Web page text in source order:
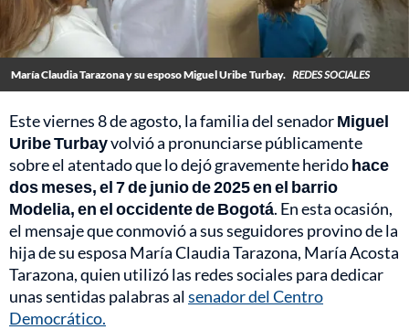
María Claudia Tarazona y su esposo Miguel Uribe Turbay. REDES SOCIALES
Este viernes 8 de agosto, la familia del senadorMiguel
Uribe Turbayvolvió a pronunciarse públicamente
sobre el atentado que lo dejó gravemente heridohace
dos meses, el 7 de junio de 2025 en el barrio
Modelia, en el occidente de Bogotá. En esta ocasión,
el mensaje que conmovió a sus seguidores provino de la
hija de su esposa María Claudia Tarazona, María Acosta
Tarazona, quien utilizó las redes sociales para dedicar
unas sentidas palabras alsenador del Centro
Democrático.